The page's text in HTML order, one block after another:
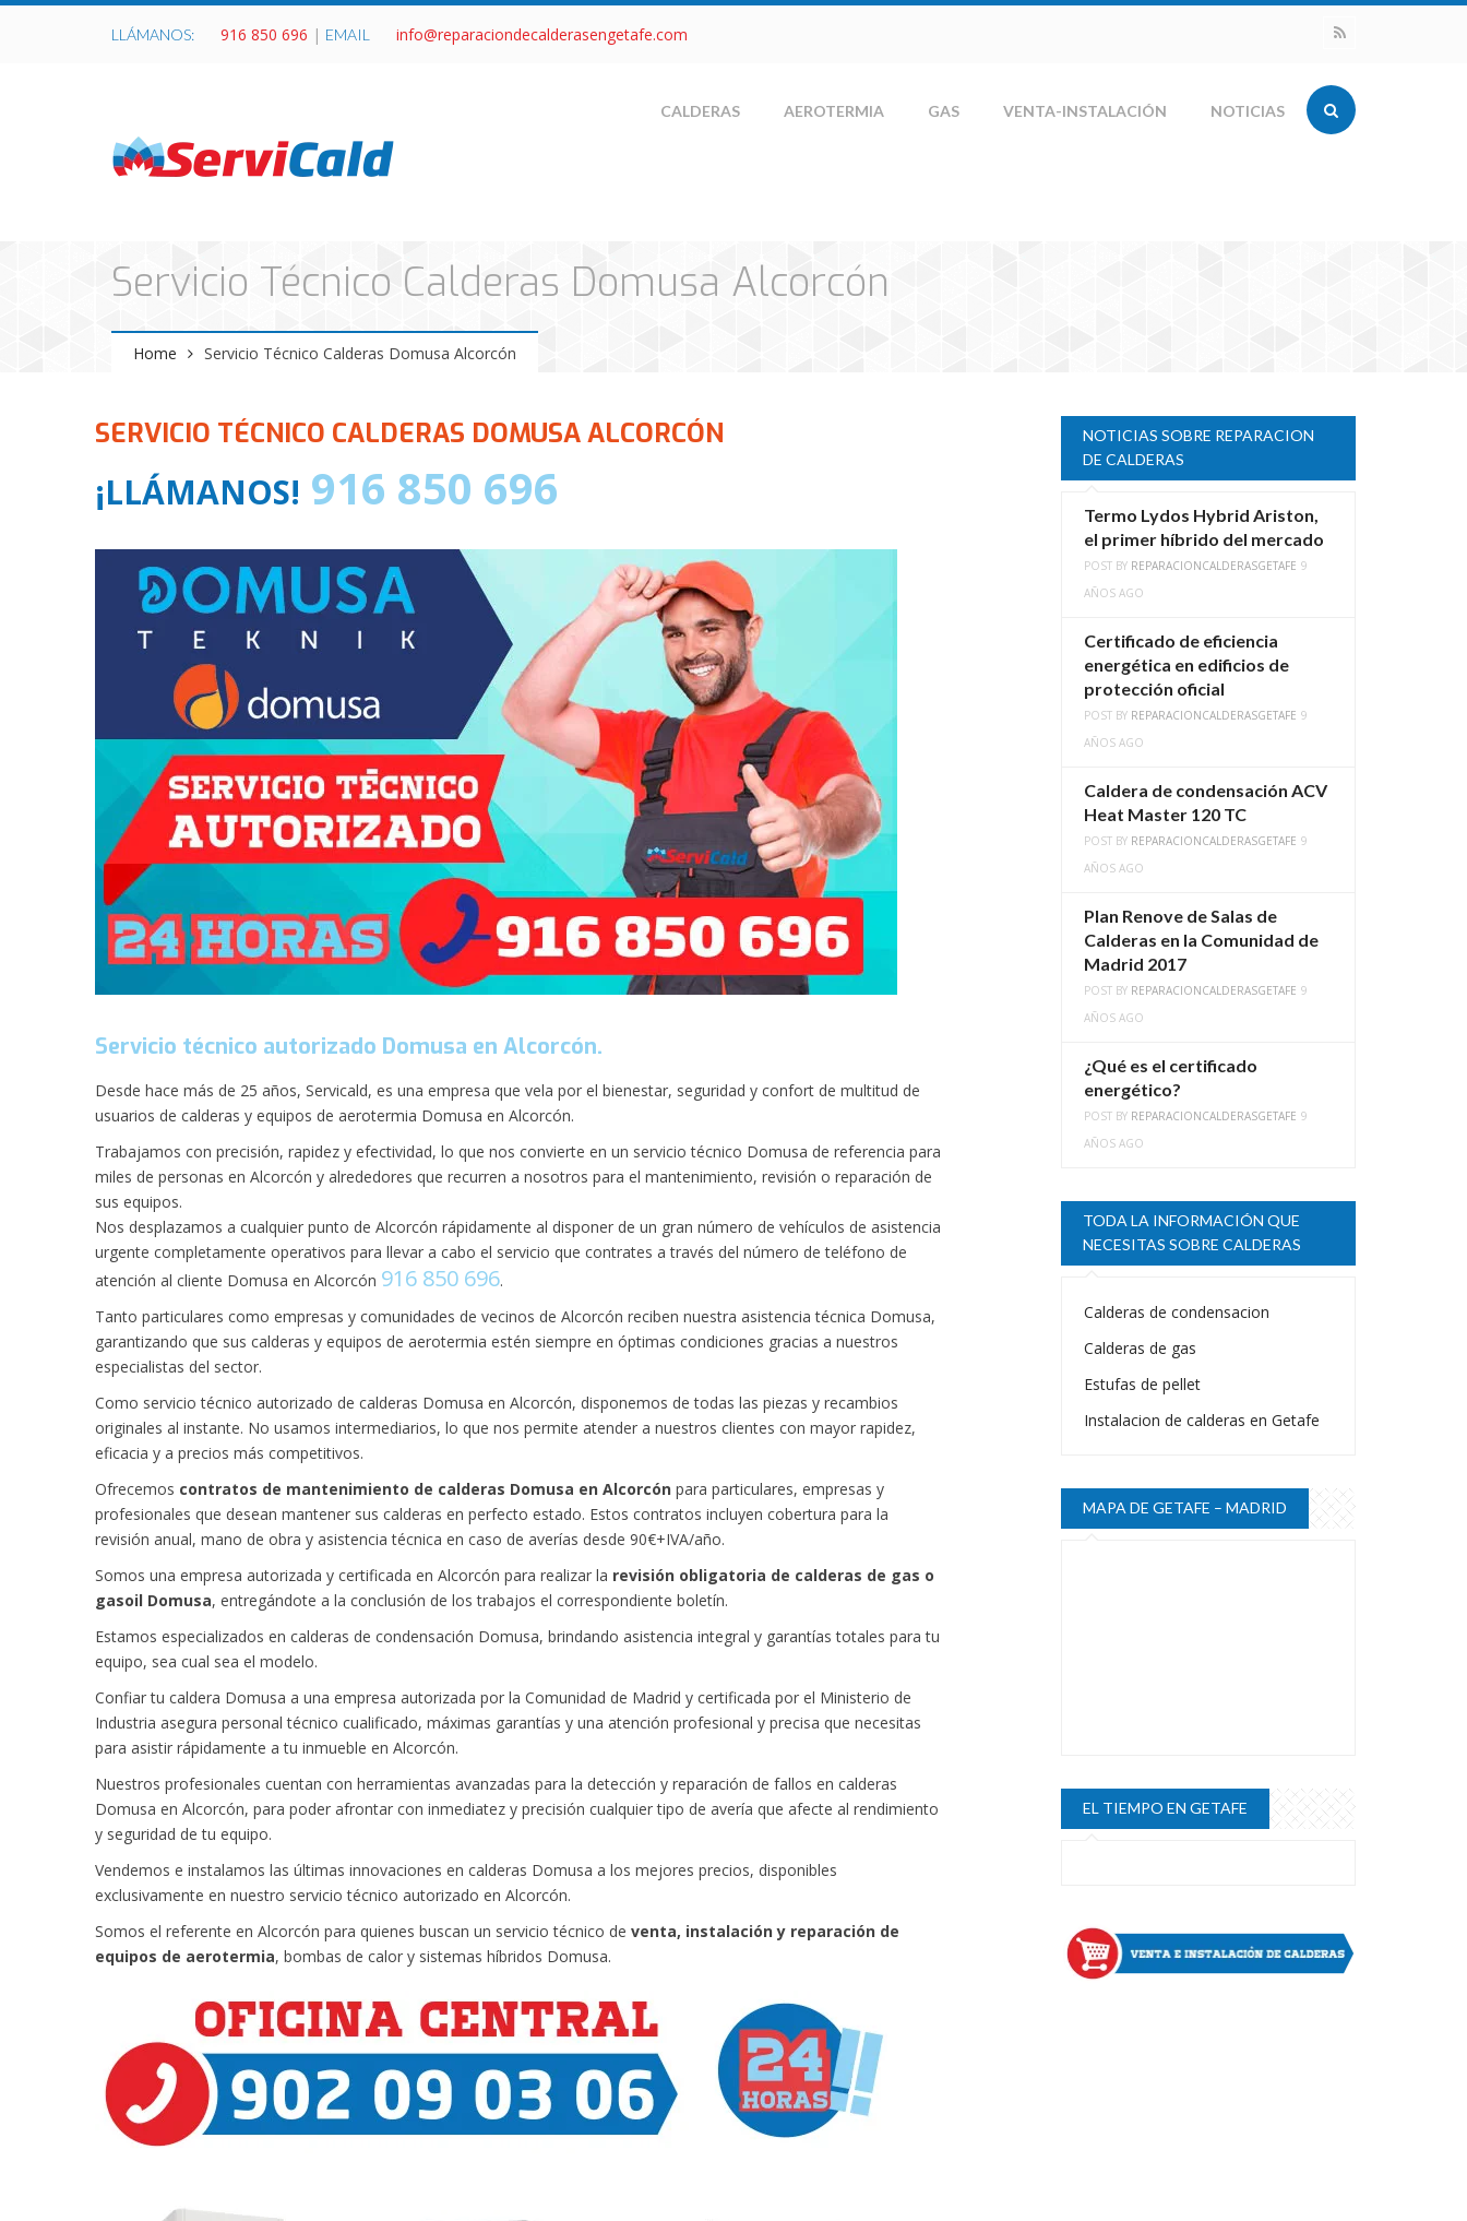
LLÁMANOS: 916 850 696 | EMAIL info@reparaciondecalderasengetafe.com
CALDERAS AEROTERMIA GAS VENTA-INSTALACIÓN NOTICIAS
Servicio Técnico Calderas Domusa Alcorcón
Home Servicio Técnico Calderas Domusa Alcorcón
SERVICIO TÉCNICO CALDERAS DOMUSA ALCORCÓN
¡LLÁMANOS! 916 850 696
Servicio técnico autorizado Domusa en Alcorcón.
Desde hace más de 25 años, Servicald, es una empresa que vela por el bienestar, seguridad y confort de multitud de
usuarios de calderas y equipos de aerotermia Domusa en Alcorcón.
Trabajamos con precisión, rapidez y efectividad, lo que nos convierte en un servicio técnico Domusa de referencia para
miles de personas en Alcorcón y alrededores que recurren a nosotros para el mantenimiento, revisión o reparación de
sus equipos.
Nos desplazamos a cualquier punto de Alcorcón rápidamente al disponer de un gran número de vehículos de asistencia
urgente completamente operativos para llevar a cabo el servicio que contrates a través del número de teléfono de
atención al cliente Domusa en Alcorcón 916 850 696.
Tanto particulares como empresas y comunidades de vecinos de Alcorcón reciben nuestra asistencia técnica Domusa,
garantizando que sus calderas y equipos de aerotermia estén siempre en óptimas condiciones gracias a nuestros
especialistas del sector.
Como servicio técnico autorizado de calderas Domusa en Alcorcón, disponemos de todas las piezas y recambios
originales al instante. No usamos intermediarios, lo que nos permite atender a nuestros clientes con mayor rapidez,
eficacia y a precios más competitivos.
Ofrecemos contratos de mantenimiento de calderas Domusa en Alcorcón para particulares, empresas y
profesionales que desean mantener sus calderas en perfecto estado. Estos contratos incluyen cobertura para la
revisión anual, mano de obra y asistencia técnica en caso de averías desde 90€+IVA/año.
Somos una empresa autorizada y certificada en Alcorcón para realizar la revisión obligatoria de calderas de gas o
gasoil Domusa, entregándote a la conclusión de los trabajos el correspondiente boletín.
Estamos especializados en calderas de condensación Domusa, brindando asistencia integral y garantías totales para tu
equipo, sea cual sea el modelo.
Confiar tu caldera Domusa a una empresa autorizada por la Comunidad de Madrid y certificada por el Ministerio de
Industria asegura personal técnico cualificado, máximas garantías y una atención profesional y precisa que necesitas
para asistir rápidamente a tu inmueble en Alcorcón.
Nuestros profesionales cuentan con herramientas avanzadas para la detección y reparación de fallos en calderas
Domusa en Alcorcón, para poder afrontar con inmediatez y precisión cualquier tipo de avería que afecte al rendimiento
y seguridad de tu equipo.
Vendemos e instalamos las últimas innovaciones en calderas Domusa a los mejores precios, disponibles
exclusivamente en nuestro servicio técnico autorizado en Alcorcón.
Somos el referente en Alcorcón para quienes buscan un servicio técnico de venta, instalación y reparación de
equipos de aerotermia, bombas de calor y sistemas híbridos Domusa.
NOTICIAS SOBRE REPARACION
DE CALDERAS
Termo Lydos Hybrid Ariston,
el primer híbrido del mercado
POST BY REPARACIONCALDERASGETAFE 9
AÑOS AGO
Certificado de eficiencia
energética en edificios de
protección oficial
POST BY REPARACIONCALDERASGETAFE 9
AÑOS AGO
Caldera de condensación ACV
Heat Master 120 TC
POST BY REPARACIONCALDERASGETAFE 9
AÑOS AGO
Plan Renove de Salas de
Calderas en la Comunidad de
Madrid 2017
POST BY REPARACIONCALDERASGETAFE 9
AÑOS AGO
¿Qué es el certificado
energético?
POST BY REPARACIONCALDERASGETAFE 9
AÑOS AGO
TODA LA INFORMACIÓN QUE
NECESITAS SOBRE CALDERAS
Calderas de condensacion
Calderas de gas
Estufas de pellet
Instalacion de calderas en Getafe
MAPA DE GETAFE – MADRID
EL TIEMPO EN GETAFE